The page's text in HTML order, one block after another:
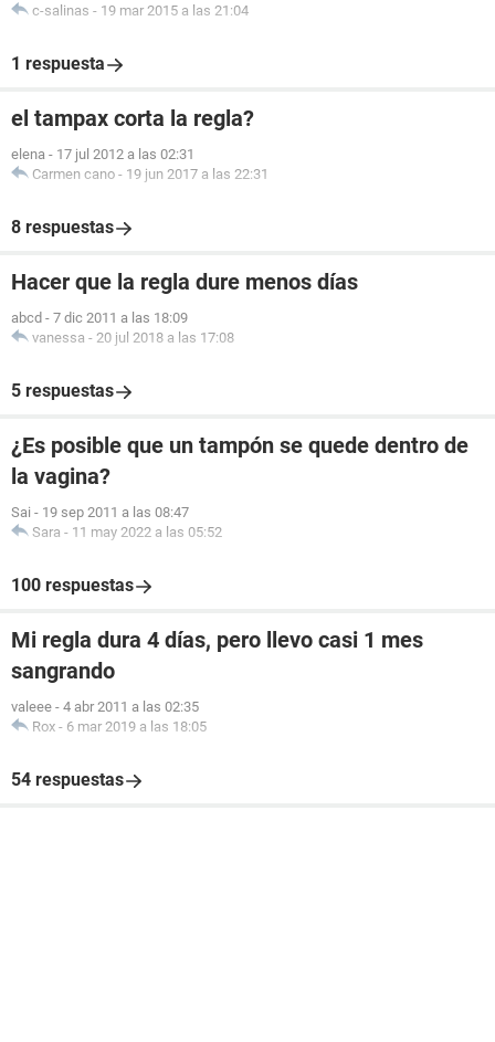
c-salinas - 19 mar 2015 a las 21:04
1 respuesta
el tampax corta la regla?
elena - 17 jul 2012 a las 02:31
Carmen cano - 19 jun 2017 a las 22:31
8 respuestas
Hacer que la regla dure menos días
abcd - 7 dic 2011 a las 18:09
vanessa - 20 jul 2018 a las 17:08
5 respuestas
¿Es posible que un tampón se quede dentro de
la vagina?
Sai - 19 sep 2011 a las 08:47
Sara - 11 may 2022 a las 05:52
100 respuestas
Mi regla dura 4 días, pero llevo casi 1 mes
sangrando
valeee - 4 abr 2011 a las 02:35
Rox - 6 mar 2019 a las 18:05
54 respuestas